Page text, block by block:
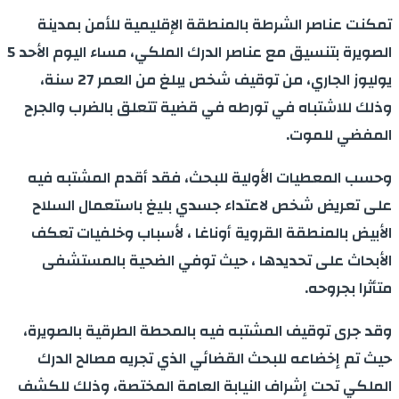
تمكنت عناصر الشرطة بالمنطقة الإقليمية للأمن بمدينة
الصويرة بتنسيق مع عناصر الدرك الملكي، مساء اليوم الأحد 5
يوليوز الجاري، من توقيف شخص يبلغ من العمر 27 سنة،
وذلك للاشتباه في تورطه في قضية تتعلق بالضرب والجرح
المفضي للموت.
وحسب المعطيات الأولية للبحث، فقد أقدم المشتبه فيه
على تعريض شخص لاعتداء جسدي بليغ باستعمال السلاح
الأبيض بالمنطقة القروية أوناغا ، لأسباب وخلفيات تعكف
الأبحاث على تحديدها ، حيث توفي الضحية بالمستشفى
متأثرا بجروحه.
وقد جرى توقيف المشتبه فيه بالمحطة الطرقية بالصويرة،
حيث تم إخضاعه للبحث القضائي الذي تجريه مصالح الدرك
الملكي تحت إشراف النيابة العامة المختصة، وذلك للكشف